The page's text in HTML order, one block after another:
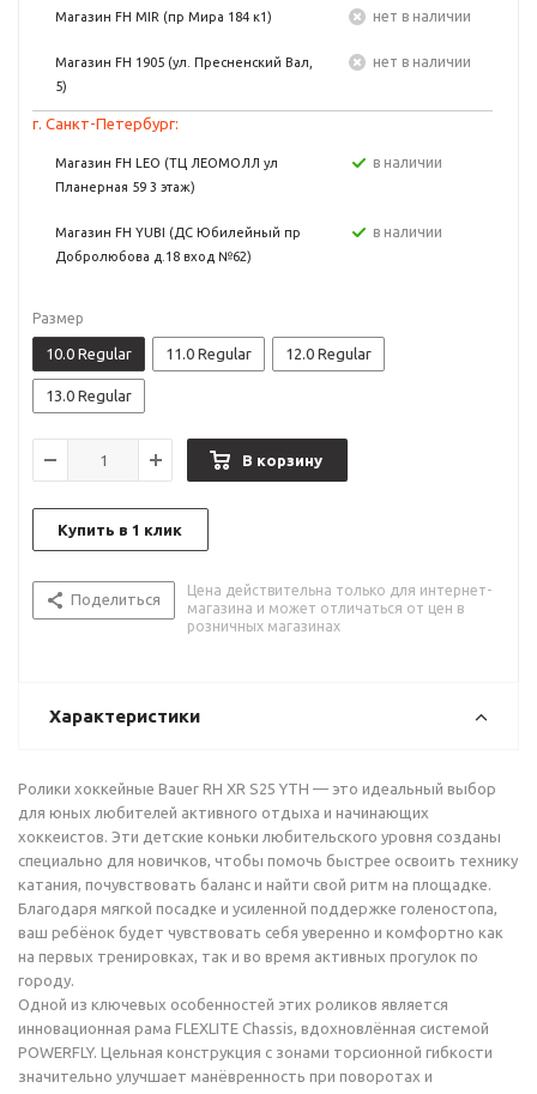
Магазин FH MIR (пр Мира 184 к1) Нет в наличии
Магазин FH 1905 (ул. Пресненский Вал,
5)
Нет в наличии
г. Санкт-Петербург:
Магазин FH LEO (ТЦ ЛЕОМОЛЛ ул
Планерная 59 3 этаж)
в наличии
Магазин FH YUBI (ДС Юбилейный пр
Добролюбова д.18 вход №62)
в наличии
Размер
10.0 Regular 11.0 Regular 12.0 Regular
13.0 Regular
В корзину
Купить в 1 клик
Поделиться
Цена действительна только для интернет-
магазина и может отличаться от цен в
розничных магазинах
Характеристики
Ролики хоккейные Bauer RH XR S25 YTH — это идеальный выбор
для юных любителей активного отдыха и начинающих
хоккеистов. Эти детские коньки любительского уровня созданы
специально для новичков, чтобы помочь быстрее освоить технику
катания, почувствовать баланс и найти свой ритм на площадке.
Благодаря мягкой посадке и усиленной поддержке голеностопа,
ваш ребёнок будет чувствовать себя уверенно и комфортно как
на первых тренировках, так и во время активных прогулок по
городу.
Одной из ключевых особенностей этих роликов является
инновационная рама FLEXLITE Chassis, вдохновлённая системой
POWERFLY. Цельная конструкция с зонами торсионной гибкости
значительно улучшает манёвренность при поворотах и